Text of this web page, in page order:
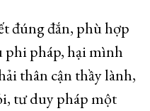
đúng đắn, phù hợp
phi pháp, hại mình
thân cận thầy lành,
tư duy pháp một